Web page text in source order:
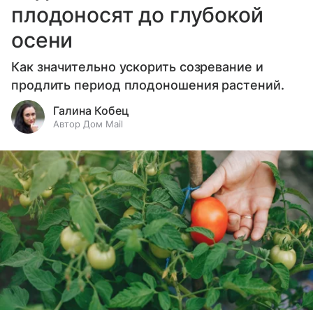
плодоносят до глубокой
осени
Как значительно ускорить созревание и
продлить период плодоношения растений.
Галина Кобец
Автор Дом Mail